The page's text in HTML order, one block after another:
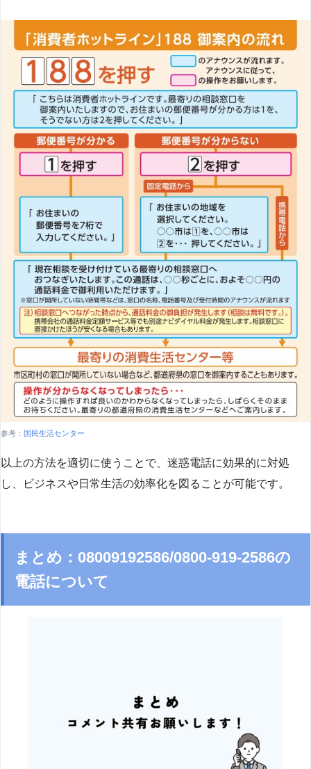
参考： 国民生活センター
以上の方法を適切に使うことで、迷惑電話に効果的に対処
し、ビジネスや日常生活の効率化を図ることが可能です。
まとめ：08009192586/0800-919-2586の
電話について